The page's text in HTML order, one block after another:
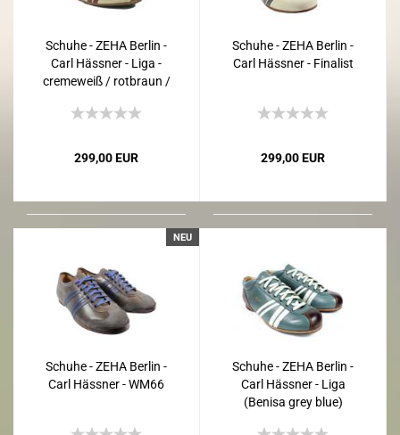
Schuhe - ZEHA Berlin -
Carl Hässner - Liga -
cremeweiß / rotbraun /
299,00 EUR
Schuhe - ZEHA Berlin -
Carl Hässner - Finalist
299,00 EUR
NEU
Schuhe - ZEHA Berlin -
Carl Hässner - WM66
Schuhe - ZEHA Berlin -
Carl Hässner - Liga
(Benisa grey blue)